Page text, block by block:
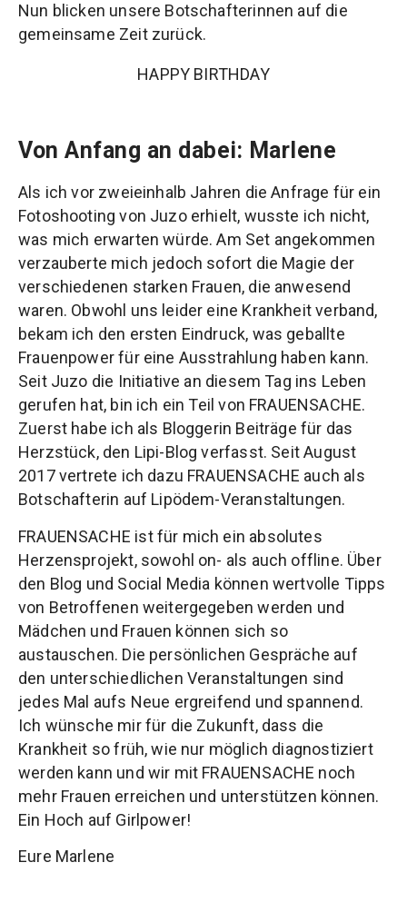
Nun blicken unsere Botschafterinnen auf die
gemeinsame Zeit zurück.
HAPPY BIRTHDAY
Von Anfang an dabei: Marlene
Als ich vor zweieinhalb Jahren die Anfrage für ein
Fotoshooting von Juzo erhielt, wusste ich nicht,
was mich erwarten würde. Am Set angekommen
verzauberte mich jedoch sofort die Magie der
verschiedenen starken Frauen, die anwesend
waren. Obwohl uns leider eine Krankheit verband,
bekam ich den ersten Eindruck, was geballte
Frauenpower für eine Ausstrahlung haben kann.
Seit Juzo die Initiative an diesem Tag ins Leben
gerufen hat, bin ich ein Teil von FRAUENSACHE.
Zuerst habe ich als Bloggerin Beiträge für das
Herzstück, den Lipi-Blog verfasst. Seit August
2017 vertrete ich dazu FRAUENSACHE auch als
Botschafterin auf Lipödem-Veranstaltungen.
FRAUENSACHE ist für mich ein absolutes
Herzensprojekt, sowohl on- als auch offline. Über
den Blog und Social Media können wertvolle Tipps
von Betroffenen weitergegeben werden und
Mädchen und Frauen können sich so
austauschen. Die persönlichen Gespräche auf
den unterschiedlichen Veranstaltungen sind
jedes Mal aufs Neue ergreifend und spannend.
Ich wünsche mir für die Zukunft, dass die
Krankheit so früh, wie nur möglich diagnostiziert
werden kann und wir mit FRAUENSACHE noch
mehr Frauen erreichen und unterstützen können.
Ein Hoch auf Girlpower!
Eure Marlene